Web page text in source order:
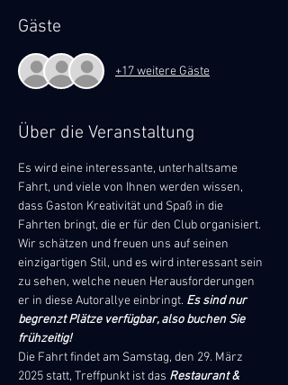
Gäste
+17 weitere Gäste
Über die Veranstaltung
Es wird eine interessante, unterhaltsame
Fahrt, und viele von Ihnen werden wissen,
dass Gaston Kreativität und Spaß in die
Fahrten bringt, die er für den Club organisiert.
Wir schätzen und freuen uns auf seinen
einzigartigen Stil, und es wird interessant sein
zu sehen, welche neuen Herausforderungen
er in diese Autorallye einbringt. Es sind nur
begrenzt Plätze verfügbar, also buchen Sie
frühzeitig!
Die Fahrt findet am Samstag, den 29. März
2025 statt, Treffpunkt ist das Restaurant &